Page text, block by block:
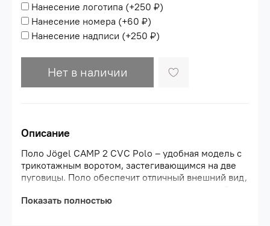
Нанесение логотипа (+250 ₽)
Нанесение номера (+60 ₽)
Нанесение надписи (+250 ₽)
Нет в наличии
Описание
Поло Jögel CAMP 2 CVC Polo – удобная модель с
трикотажным воротом, застегивающимся на две
пуговицы. Поло обеспечит отличный внешний вид,
одежды спортивного стиля, классический крой
Показать полностью